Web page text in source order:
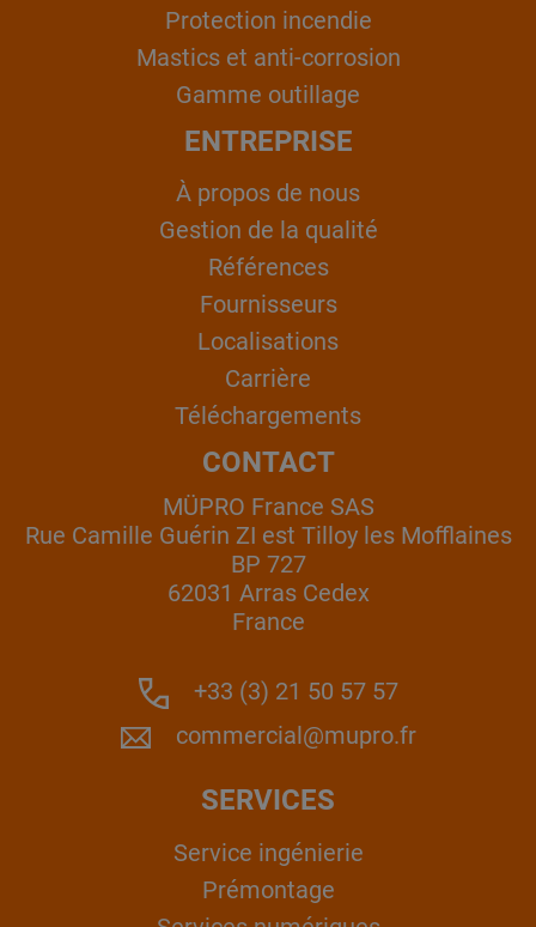
Protection incendie
Mastics et anti-corrosion
Gamme outillage
ENTREPRISE
À propos de nous
Gestion de la qualité
Références
Fournisseurs
Localisations
Carrière
Téléchargements
CONTACT
MÜPRO France SAS
Rue Camille Guérin ZI est Tilloy les Mofflaines
BP 727
62031 Arras Cedex
France
+33 (3) 21 50 57 57
commercial@mupro.fr
SERVICES
Service ingénierie
Prémontage